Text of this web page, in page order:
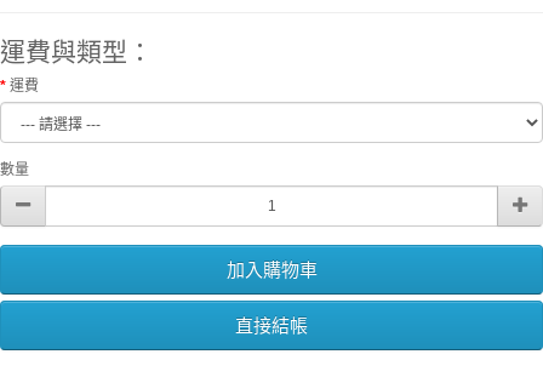
運費與類型：
運費
數量
加入購物車
直接結帳